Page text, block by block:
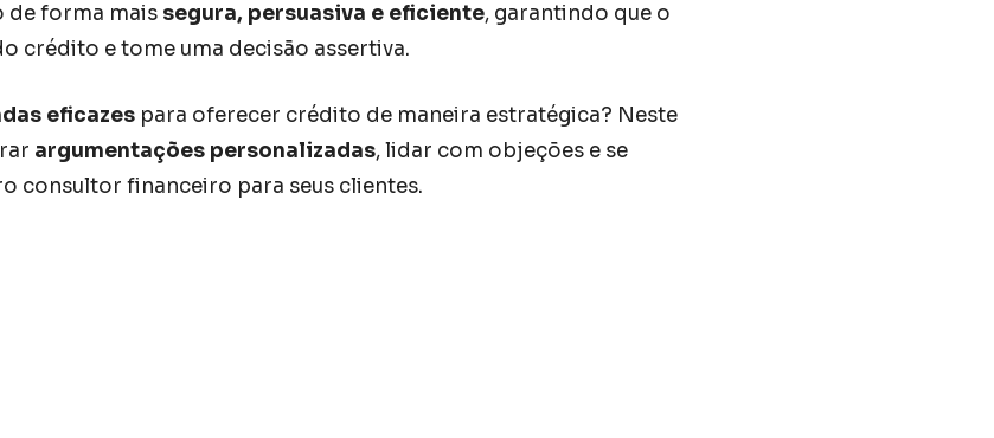
de forma mais segura, persuasiva e eficiente, garantindo que o
crédito e tome uma decisão assertiva.
eficazes para oferecer crédito de maneira estratégica? Neste
argumentações personalizadas, lidar com objeções e se
consultor financeiro para seus clientes.